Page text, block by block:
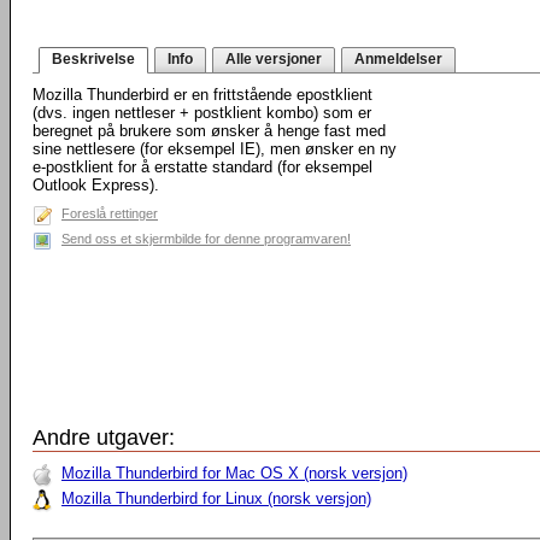
Beskrivelse Info Alle versjoner Anmeldelser
Mozilla Thunderbird er en frittstående epostklient
(dvs. ingen nettleser + postklient kombo) som er
beregnet på brukere som ønsker å henge fast med
sine nettlesere (for eksempel IE), men ønsker en ny
e-postklient for å erstatte standard (for eksempel
Outlook Express).
Foreslå rettinger
Send oss et skjermbilde for denne programvaren!
Andre utgaver:
Mozilla Thunderbird for Mac OS X (norsk versjon)
Mozilla Thunderbird for Linux (norsk versjon)